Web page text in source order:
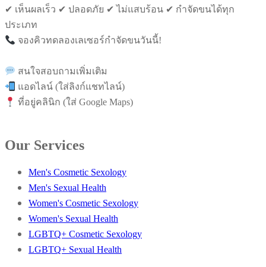
✔ เห็นผลเร็ว ✔ ปลอดภัย ✔ ไม่แสบร้อน ✔ กำจัดขนได้ทุก
ประเภท
จองคิวทดลองเลเซอร์กำจัดขนวันนี้!
สนใจสอบถามเพิ่มเติม
แอดไลน์ (ใส่ลิงก์แชทไลน์)
ที่อยู่คลินิก (ใส่ Google Maps)
Our Services
Men's Cosmetic Sexology
Men's Sexual Health
Women's Cosmetic Sexology
Women's Sexual Health
LGBTQ+ Cosmetic Sexology
LGBTQ+ Sexual Health